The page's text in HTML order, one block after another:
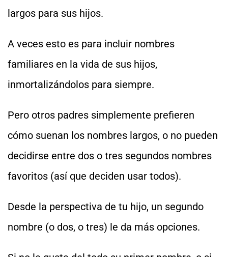
largos para sus hijos.
A veces esto es para incluir nombres
familiares en la vida de sus hijos,
inmortalizándolos para siempre.
Pero otros padres simplemente prefieren
cómo suenan los nombres largos, o no pueden
decidirse entre dos o tres segundos nombres
favoritos (así que deciden usar todos).
Desde la perspectiva de tu hijo, un segundo
nombre (o dos, o tres) le da más opciones.